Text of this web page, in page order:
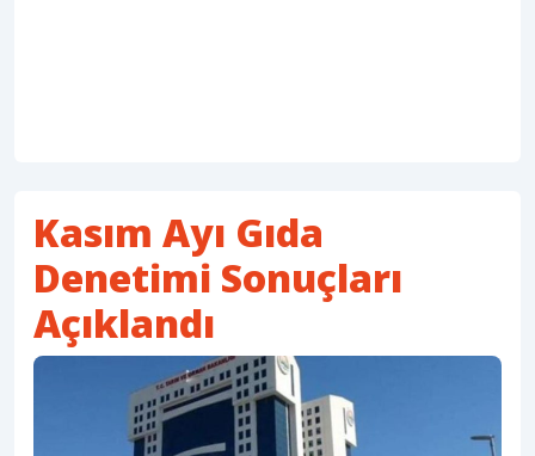
Kasım Ayı Gıda
Denetimi Sonuçları
Açıklandı